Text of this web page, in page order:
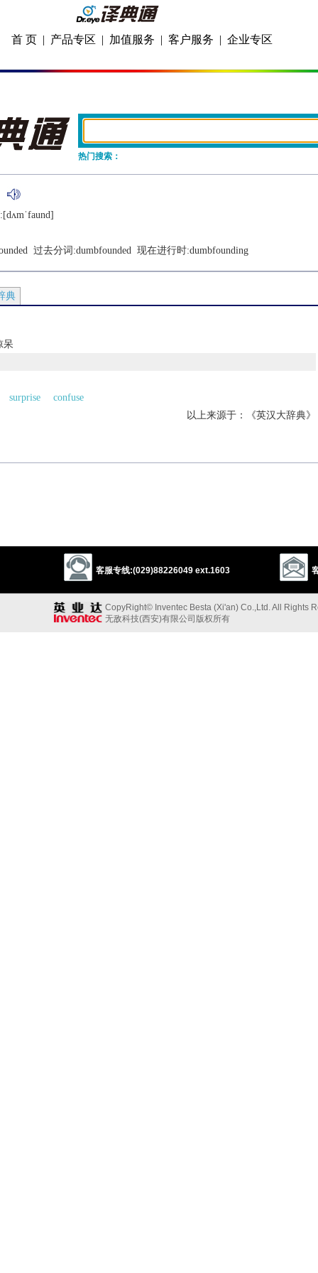
首 页 | 产品专区 | 加值服务 | 客户服务 | 企业专区
热门搜索：
过去分词:dumbfounded 现在进行时:dumbfounding
典
呆
surprise
confuse
以上来源于：《英汉大辞典》
客服专线:(029)88226049 ext.1603
CopyRight© Inventec Besta (Xi'an) Co.,Ltd. All Rights
无敌科技(西安)有限公司版权所有